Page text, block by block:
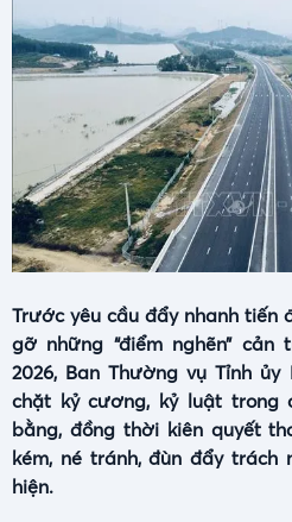
Trước yêu cầu đẩy nhanh tiến
gỡ những “điểm nghẽn”
2026, Ban Thường vụ Tỉnh
chặt kỷ cương, kỷ luật trong
bằng, đồng thời kiên quyết
kém, né tránh, đùn đẩy trách
hiện.